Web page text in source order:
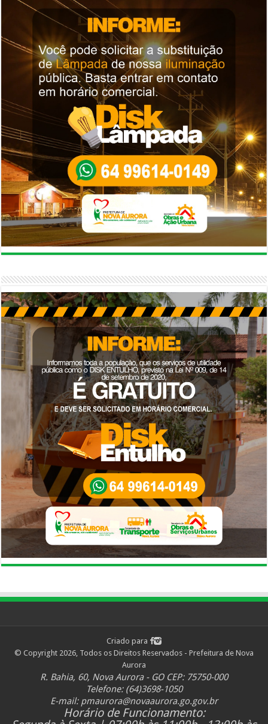
Criado para
© Copyright 2026, Todos os Direitos Reservados - Prefeitura de Nova
Aurora
R. Bahia, 60, Nova Aurora - GO CEP: 75750-000
Telefone: (64)3698-1050
E-mail: pmaurora@novaaurora.go.gov.br
Horário de Funcionamento: